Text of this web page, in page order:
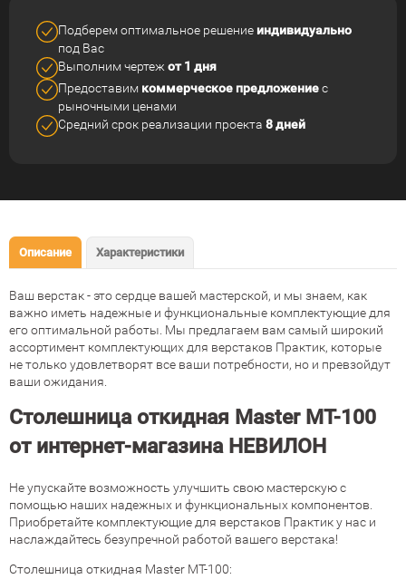
Подберем оптимальное решение индивидуально
под Вас
Выполним чертеж от 1 дня
Предоставим коммерческое предложениес
рыночными ценами
Средний срок реализации проекта 8 дней
Описание Характеристики
Ваш верстак- этосердце вашей мастерской, и мы знаем, как
важно иметь надежные и функциональные комплектующие для
егооптимальной работы Мы предлагаем вам самый широкий
ассортимент комплектующих для верстаков Практик, которые
нетолькоудовлетворят все ваши потребности, но и превзойдут
ваши ожидания
Столешница откидная Master MT-100
от интернет-магазина НЕВИЛОН
Неупускайте возможность улучшить свою мастерскуюс
помощью наших надежных и функциональных компонентов
Приобретайте комплектующие для верстаков Практику нас и
наслаждайтесь безупречной работой вашего верстака!
Столешница откидная Master MT-100: